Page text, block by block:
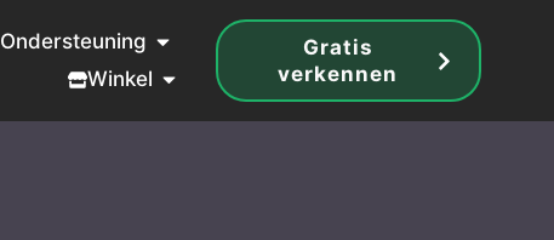
Ondersteuning
Winkel
Gratis
verkennen